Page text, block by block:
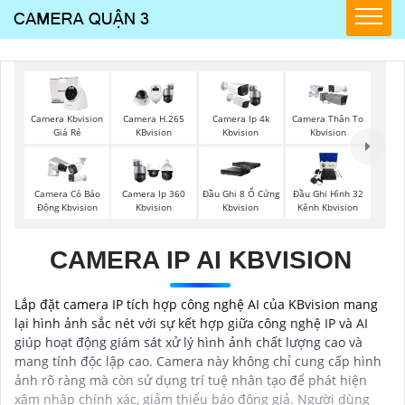
Camera Kbvision
Giá Rẻ
Camera H.265
KBvision
Camera Ip 4k
Kbvision
Camera Thân To
Kbvision
Camera Có Báo
Động Kbvision
Camera Ip 360
Kbvision
Đầu Ghi 8 Ổ Cứng
Kbvision
Đầu Ghi Hình 32
Kênh Kbvision
CAMERA IP AI KBVISION
Lắp đặt camera IP tích hợp công nghệ AI của KBvision mang
lại hình ảnh sắc nét với sự kết hợp giữa công nghệ IP và AI
giúp hoạt động giám sát xử lý hình ảnh chất lượng cao và
mang tính độc lập cao. Camera này không chỉ cung cấp hình
ảnh rõ ràng mà còn sử dụng trí tuệ nhân tạo để phát hiện
xâm nhập chính xác, giảm thiểu báo động giả. Người dùng